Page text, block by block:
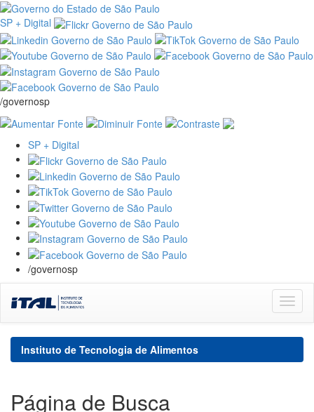
SP + Digital
/governosp
SP + Digital
/governosp
navigation
Instituto de Tecnologia de Alimentos
Página de Busca